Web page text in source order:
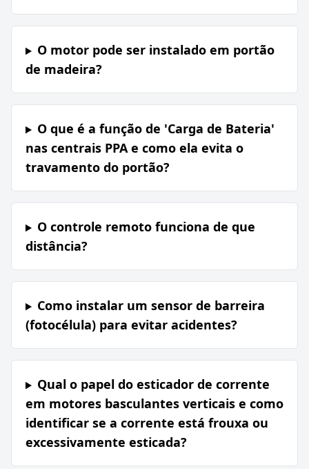
O motor pode ser instalado em portão
de madeira?
O que é a função de 'Carga de Bateria'
nas centrais PPA e como ela evita o
travamento do portão?
O controle remoto funciona de que
distância?
Como instalar um sensor de barreira
(fotocélula) para evitar acidentes?
Qual o papel do esticador de corrente
em motores basculantes verticais e como
identificar se a corrente está frouxa ou
excessivamente esticada?